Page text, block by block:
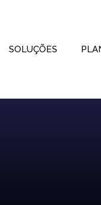
SOLUÇÕES